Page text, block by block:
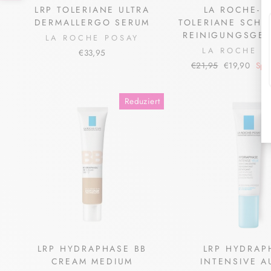
LRP TOLERIANE ULTRA
DERMALLERGO SERUM
LA ROCHE POSAY
€33,95
LA ROCHE-
TOLERIANE
LA ROCHE
Normaler
€21,95 Sonderpreis
€19,90
Reduziert
LRP HYDRAPHASE BB
CREAM MEDIUM
LRP
INTENSIVE